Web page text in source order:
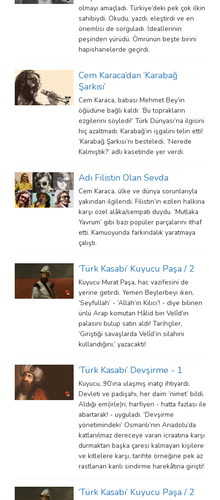
olmayı amaçladı. Türkiye’deki pek çok ilkin
sahibiydi. Okudu, yazdı, eleştirdi ve en
önemlisi de sorguladı. İdeallerinin
peşinden yürüdü. Ömrünün beşte birini
hapishanelerde geçirdi.
Cem Karaca’dan ‘Karabağ
Şarkısı’
Cem Karaca, babası Mehmet Bey’in
öğüdüne bağlı kaldı: ‘Bu toprakların
ezgilerini söyledi!’ Türk Dünyası’na ilgisini
hiç azaltmadı. Karabağ’ın işgalini telin etti!
‘Karabağ Şarkısı’nı besteledi. ‘Nerede
Kalmıştık?’ adlı kasetinde yer verdi.
Adı Filistin Olan Sevda
Cem Karaca, ülke ve dünya sorunlarıyla
yakından ilgilendi. Filistin’in ezilen halkına
karşı özel alâka/sempati duydu. ‘Mutlaka
Yavrum’ gibi bazı popüler parçalarını ithaf
etti. Kamuoyunda farkındalık yaratmaya
çalıştı.
‘Türk Kasabı’ Kuyucu Paşa / 2
Kuyucu Murat Paşa, hac vazifesini de
yerine getirdi. Yemen Beylerbeyi iken,
‘Seyfullah’ - ‘Allah’ın Kılıcı’! - diye bilinen
ünlü Arap komutan Hâlid bin Velîd’in
palasını bulup satın aldı! Tarihçiler,
‘Giriştiği savaşlarda Velîd’in silahını
kullandığını,’ yazacaktı!
‘Türk Kasabı’ Devşirme - 1
Kuyucu, 90’ına ulaşmış inatçı ihtiyardı.
Devleti ve padişahı, her daim ‘nimet’ bildi.
Aldığı em(irle)ri, harfiyen - hatta fazlası ile
abartarak! - uyguladı. ‘Devşirme
yönetimindeki’ Osmanlı’nın Anadolu’da
katlanılmaz dereceye varan icraatına karşı
durmaktan başka çaresi kalmayan kişilere
ve kitlelere karşı, tarihte örneğine pek az
rastlanan kanlı sindirme harekâtına girişti!
‘Türk Kasabı’ Kuyucu Paşa / 2